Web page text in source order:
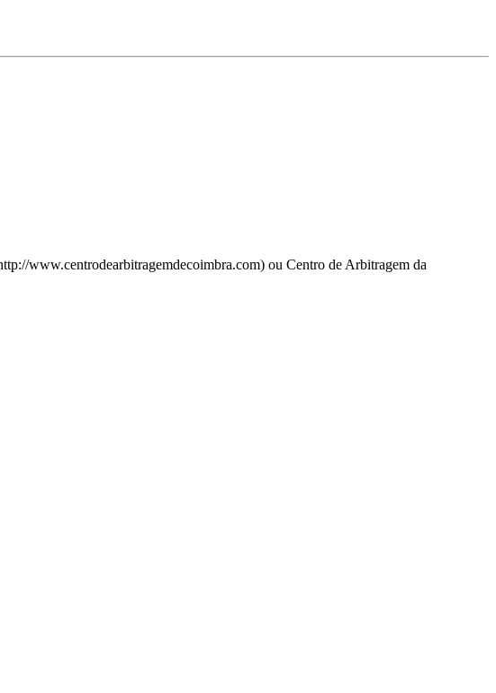
www.centrodearbitragemdecoimbra.com) ou Centro de Arbitragem da